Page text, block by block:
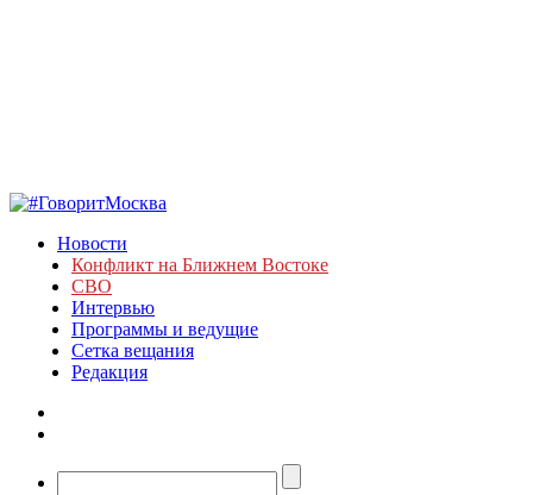
Новости
Конфликт на Ближнем Востоке
СВО
Интервью
Программы и ведущие
Сетка вещания
Редакция